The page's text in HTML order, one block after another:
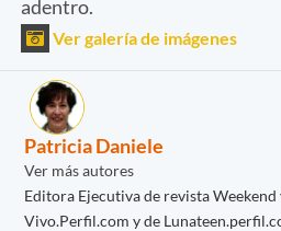
adentro.
Ver galería de imágenes
Patricia Daniele
Ver más autores
Editora Ejecutiva de revista
Vivo.Perfil.com y de